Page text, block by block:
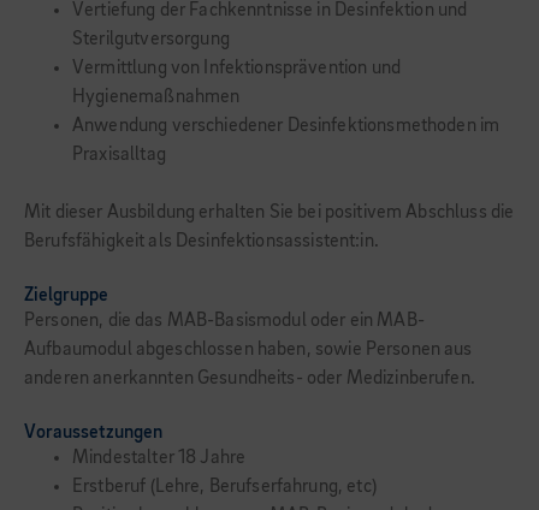
Vertiefung der Fachkenntnisse in Desinfektion und
Sterilgutversorgung
Vermittlung von Infektionsprävention und
Hygienemaßnahmen
Anwendung verschiedener Desinfektionsmethoden im
Praxisalltag
Mit dieser Ausbildung erhalten Sie bei positivem Abschluss die
Berufsfähigkeit als Desinfektionsassistent:in.
Zielgruppe
Personen, die das MAB-Basismodul oder ein MAB-
Aufbaumodul abgeschlossen haben, sowie Personen aus
anderen anerkannten Gesundheits- oder Medizinberufen.
Voraussetzungen
Mindestalter 18 Jahre
Erstberuf (Lehre, Berufserfahrung, etc)